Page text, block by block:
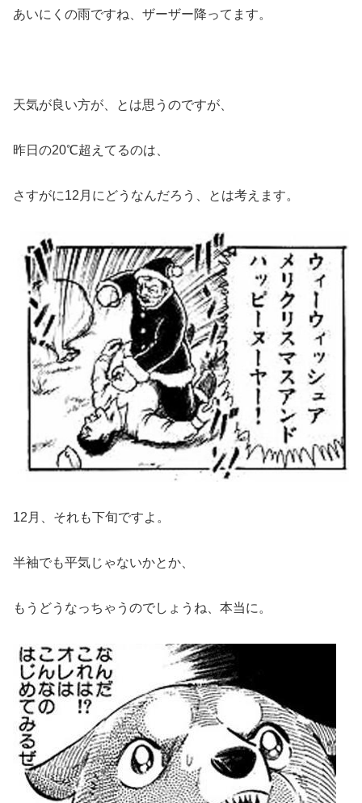
あいにくの雨ですね、ザーザー降ってます。
天気が良い方が、とは思うのですが、
昨日の20℃超えてるのは、
さすがに12月にどうなんだろう、とは考えます。
12月、それも下旬ですよ。
半袖でも平気じゃないかとか、
もうどうなっちゃうのでしょうね、本当に。